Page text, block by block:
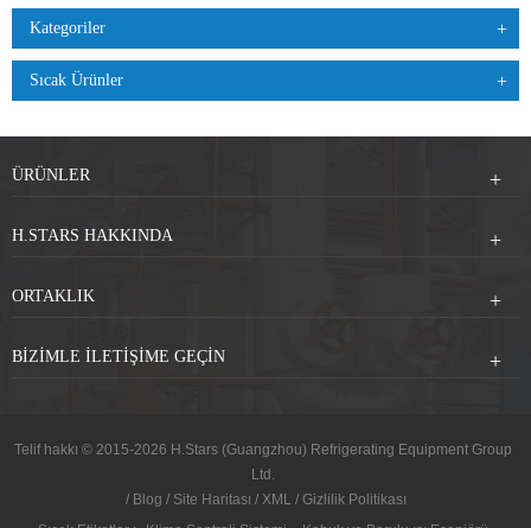
Kategoriler
Sıcak Ürünler
ÜRÜNLER
H.STARS HAKKINDA
ORTAKLIK
BIZIMLE ILETIŞIME GEÇIN
Telif hakkı © 2015-2026 H.Stars (Guangzhou) Refrigerating Equipment Group
Ltd.
/ Blog / Site Haritası / XML / Gizlilik Politikası